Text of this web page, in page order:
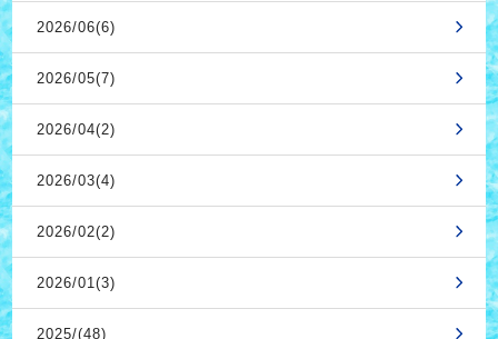
2026/06(6)
2026/05(7)
2026/04(2)
2026/03(4)
2026/02(2)
2026/01(3)
2025/(48)